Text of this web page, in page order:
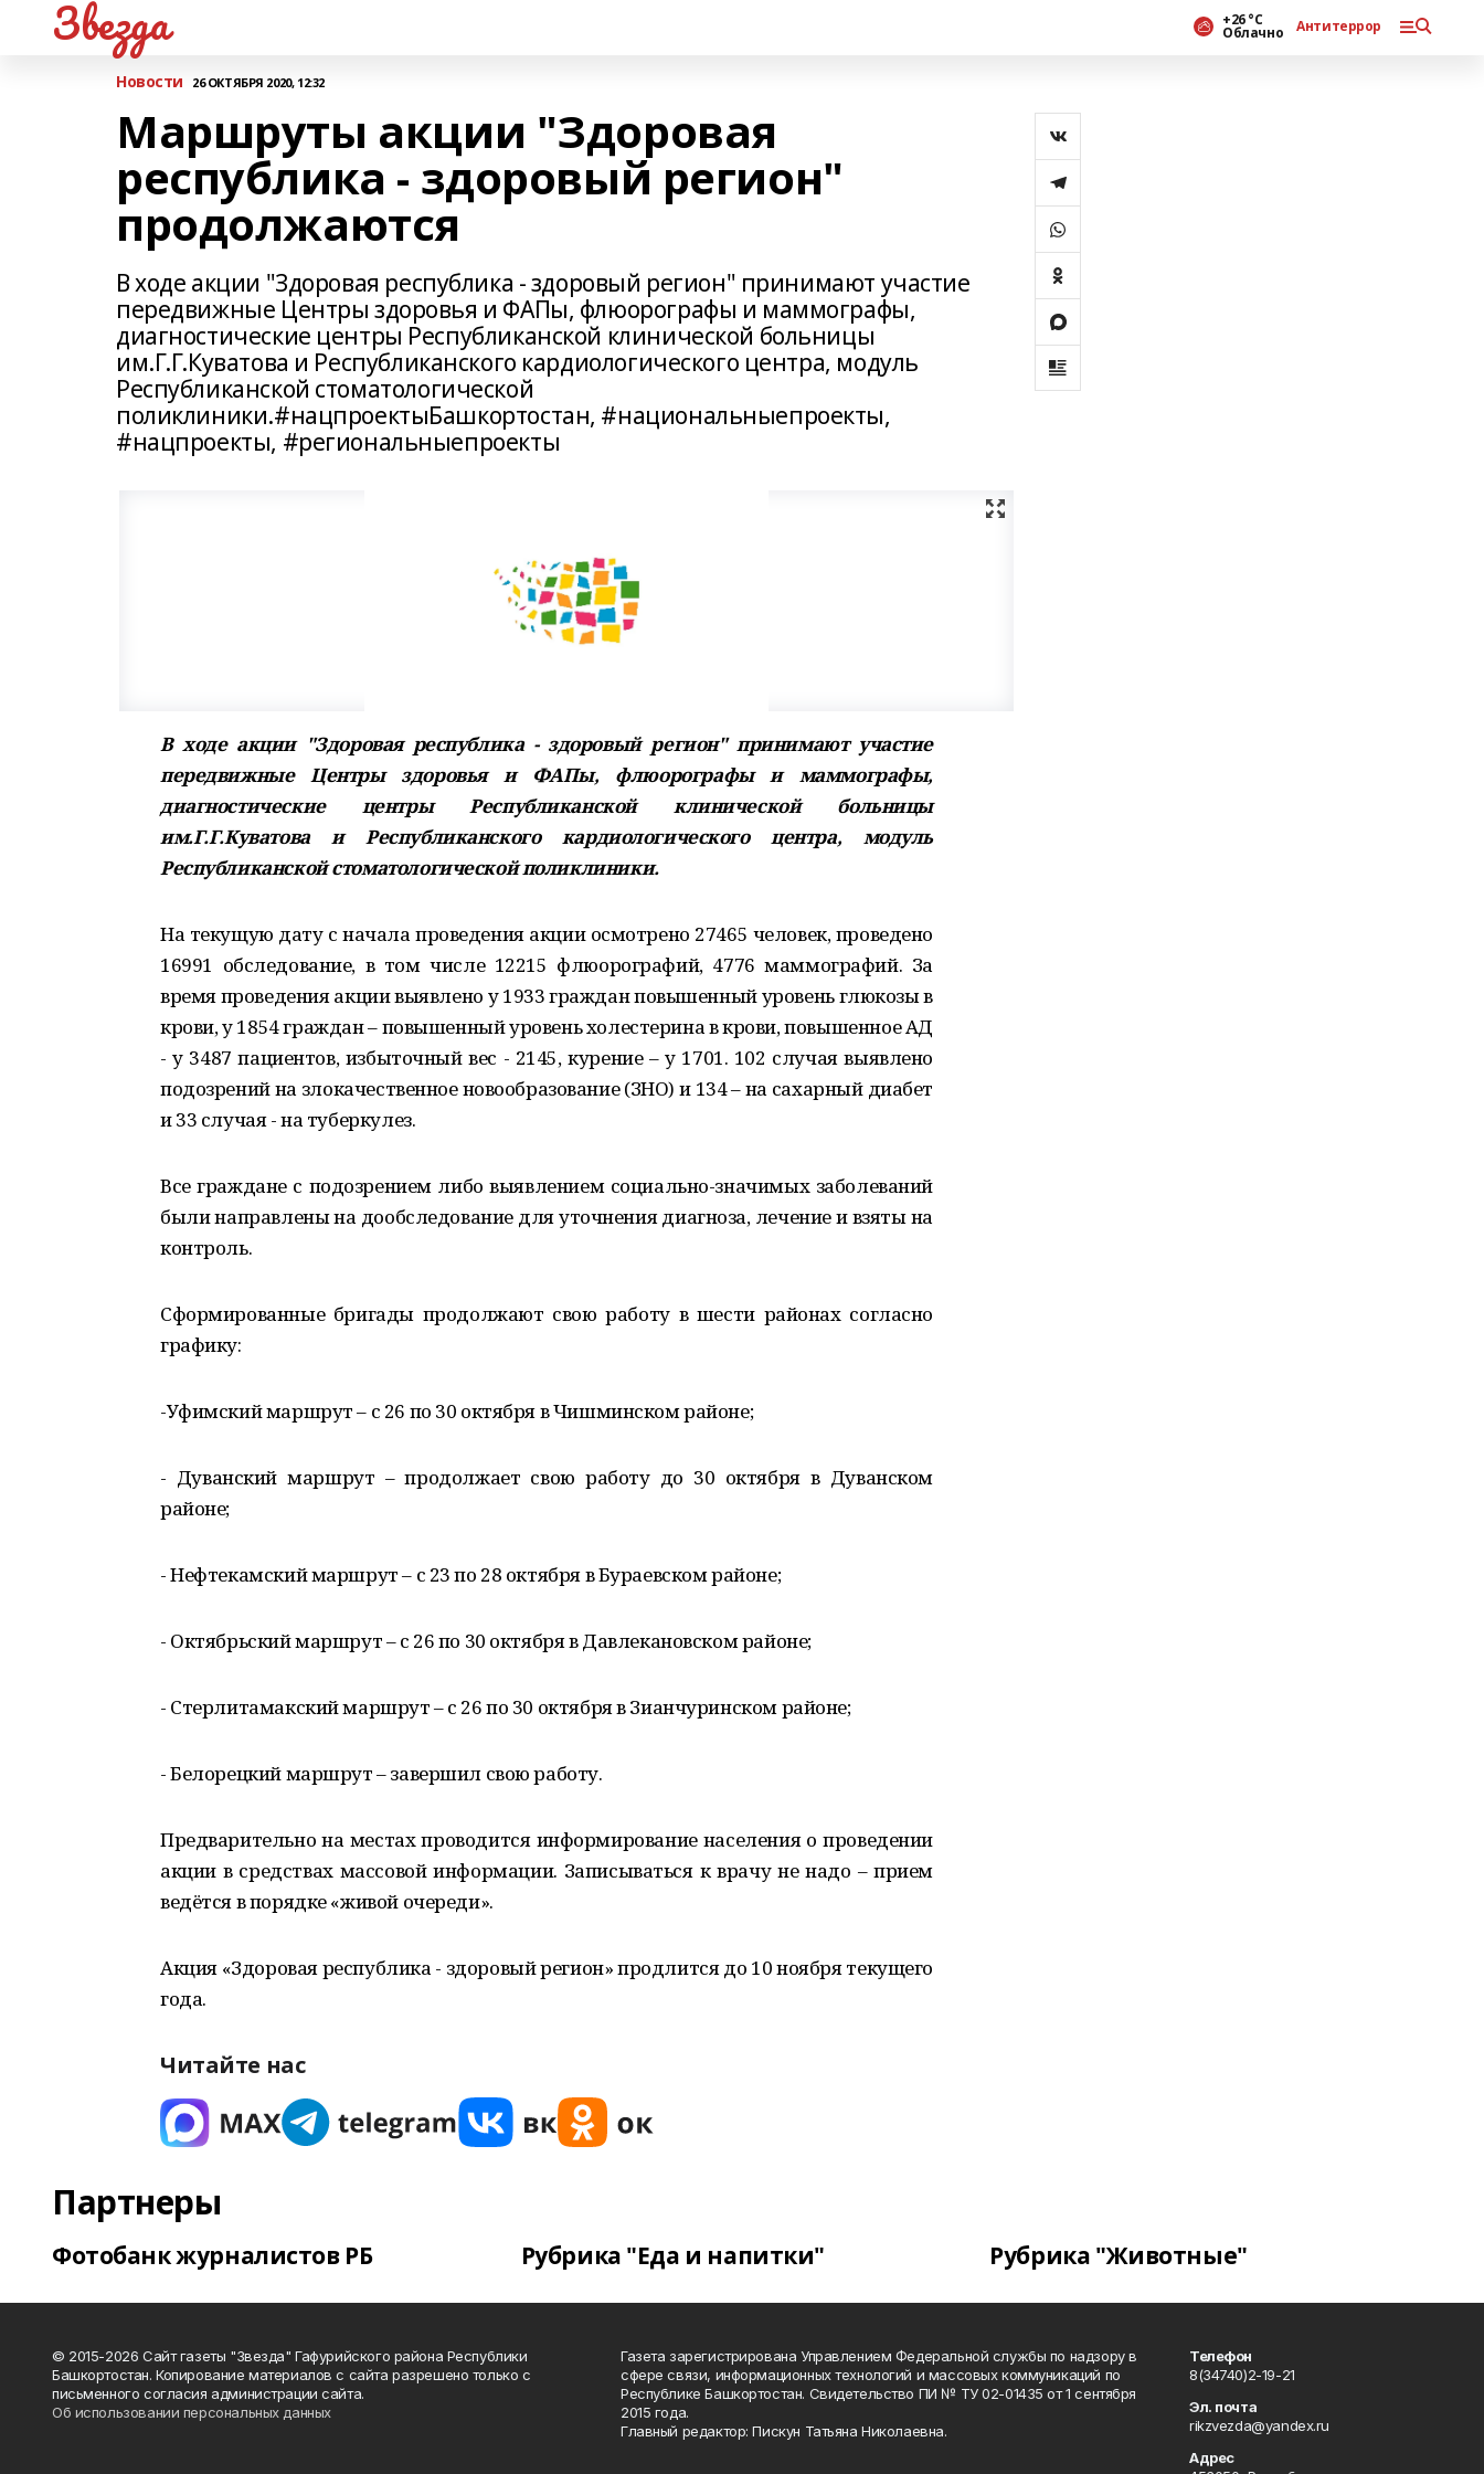
Звезда +26 °С
Облачно Антитеррор
Новости 26 ОКТЯБРЯ 2020, 12:32
Маршруты акции "Здоровая
республика - здоровый регион"
продолжаются
В ходе акции "Здоровая республика - здоровый регион" принимают участие
передвижные Центры здоровья и ФАПы, флюорографы и маммографы,
диагностические центры Республиканской клинической больницы
им.Г.Г.Куватова и Республиканского кардиологического центра, модуль
Республиканской стоматологической
поликлиники.#нацпроектыБашкортостан, #национальныепроекты,
#нацпроекты, #региональныепроекты
В ходе акции "Здоровая республика - здоровый регион" принимают участие
передвижные Центры здоровья и ФАПы, флюорографы и маммографы,
диагностические центры Республиканской клинической больницы
им.Г.Г.Куватова и Республиканского кардиологического центра, модуль
Республиканской стоматологической поликлиники.
На текущую дату с начала проведения акции осмотрено 27465 человек, проведено
16991 обследование, в том числе 12215 флюорографий, 4776 маммографий. За
время проведения акции выявлено у 1933 граждан повышенный уровень глюкозы в
крови, у 1854 граждан – повышенный уровень холестерина в крови, повышенное АД
- у 3487 пациентов, избыточный вес - 2145, курение – у 1701. 102 случая выявлено
подозрений на злокачественное новообразование (ЗНО) и 134 – на сахарный диабет
и 33 случая - на туберкулез.
Все граждане с подозрением либо выявлением социально-значимых заболеваний
были направлены на дообследование для уточнения диагноза, лечение и взяты на
контроль.
Сформированные бригады продолжают свою работу в шести районах согласно
графику:
-Уфимский маршрут – с 26 по 30 октября в Чишминском районе;
- Дуванский маршрут – продолжает свою работу до 30 октября в Дуванском
районе;
- Нефтекамский маршрут – с 23 по 28 октября в Бураевском районе;
- Октябрьский маршрут – с 26 по 30 октября в Давлекановском районе;
- Стерлитамакский маршрут – с 26 по 30 октября в Зианчуринском районе;
- Белорецкий маршрут – завершил свою работу.
Предварительно на местах проводится информирование населения о проведении
акции в средствах массовой информации. Записываться к врачу не надо – прием
ведётся в порядке «живой очереди».
Акция «Здоровая республика - здоровый регион» продлится до 10 ноября текущего
года.
Читайте нас
Партнеры
Фотобанк журналистов РБ Рубрика "Еда и напитки" Рубрика "Животные"
© 2015-2026 Сайт газеты "Звезда" Гафурийского района Республики
Башкортостан. Копирование материалов с сайта разрешено только с
письменного согласия администрации сайта.
Об использовании персональных данных
Газета зарегистрирована Управлением Федеральной службы по надзору в
сфере связи, информационных технологий и массовых коммуникаций по
Республике Башкортостан. Свидетельство ПИ № ТУ 02-01435 от 1 сентября
2015 года.
Главный редактор: Пискун Татьяна Николаевна.
Телефон
8(34740)2-19-21
Эл. почта
rikzvezda@yandex.ru
Адрес